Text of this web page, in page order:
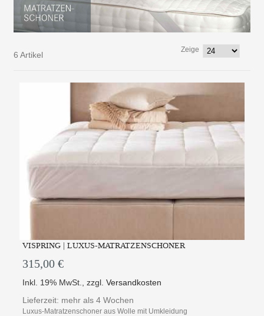
6 Artikel
Zeige
VISPRING | LUXUS-MATRATZENSCHONER
315,00 €
Inkl. 19% MwSt. ,zzgl.Versandkosten
Lieferzeit: mehr als 4 Wochen
Luxus-Matratzenschoner aus Wolle mit Umkleidung